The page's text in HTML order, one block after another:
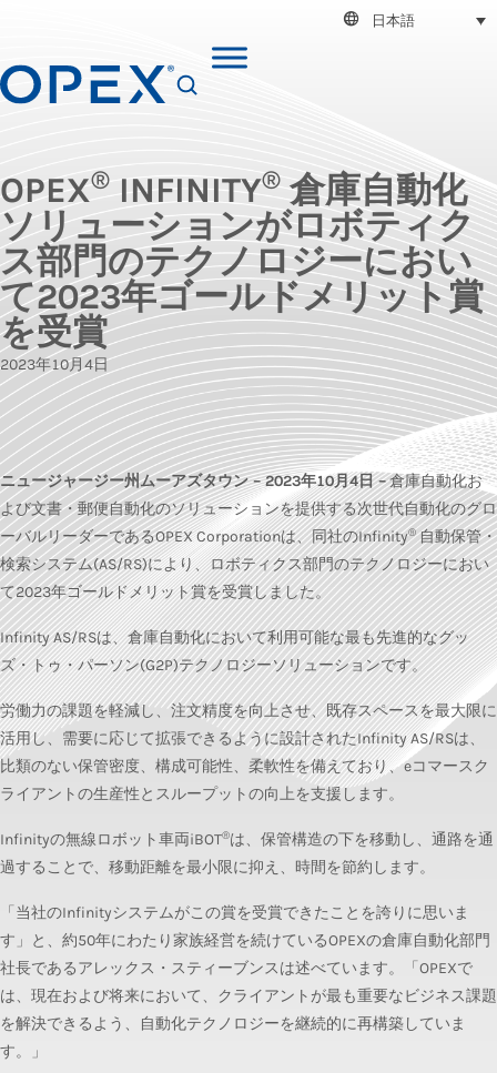
日本語
OPEX®INFINITY® 倉庫自動化
ソリューションがロボティク
ス部門のテクノロジーにおい
て2023年ゴールドメリット賞
を受賞
2023年10月4日
ニュージャージー州ムーアズタウン – 2023年10月4日 –倉庫自動化お
よび文書・郵便自動化のソリューションを提供する次世代自動化のグロ
ーバルリーダーであるOPEX Corporationは、同社のInfinity®自動保管・
検索システム(AS/RS)により、ロボティクス部門のテクノロジーにおい
て2023年ゴールドメリット賞を受賞しました。
Infinity AS/RSは、倉庫自動化において利用可能な最も先進的なグッ
ズ・トゥ・パーソン(G2P)テクノロジーソリューションです。
労働力の課題を軽減し、注文精度を向上させ、既存スペースを最大限に
活用し、需要に応じて拡張できるように設計されたInfinity AS/RSは、
比類のない保管密度、構成可能性、柔軟性を備えており、eコマースク
ライアントの生産性とスループットの向上を支援します。
Infinityの無線ロボット車両iBOT®は、保管構造の下を移動し、通路を通
過することで、移動距離を最小限に抑え、時間を節約します。
「当社のInfinityシステムがこの賞を受賞できたことを誇りに思いま
す」と、約50年にわたり家族経営を続けているOPEXの倉庫自動化部門
社長であるアレックス・スティーブンスは述べています。「OPEXで
は、現在および将来において、クライアントが最も重要なビジネス課題
を解決できるよう、自動化テクノロジーを継続的に再構築していま
す。」